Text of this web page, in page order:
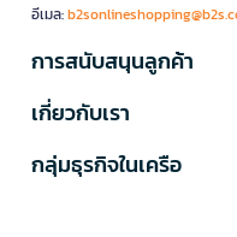
อีเมล:
การสนับสนุนลูกค้า
เกี่ยวกับเรา
กลุ่มธุรกิจในเครือ